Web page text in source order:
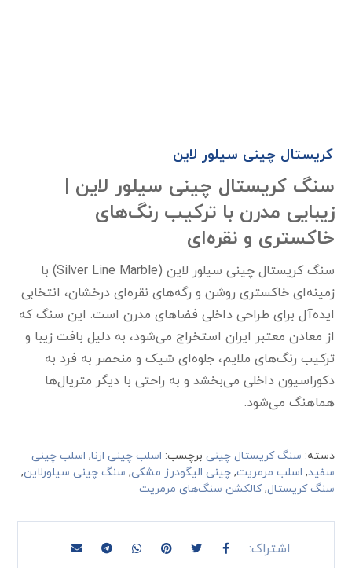
کریستال چینی سیلور لاین
سنگ کریستال چینی سیلور لاین |
زیبایی مدرن با ترکیب رنگ‌های
خاکستری و نقره‌ای
سنگ کریستال چینی سیلور لاین (Silver Line Marble) با
زمینه‌ای خاکستری روشن و رگه‌های نقره‌ای درخشان، انتخابی
ایده‌آل برای طراحی داخلی فضاهای مدرن است. این سنگ که
از معادن معتبر ایران استخراج می‌شود، به دلیل بافت زیبا و
ترکیب رنگ‌های ملایم، جلوه‌ای شیک و منحصر به فرد به
دکوراسیون داخلی می‌بخشد و به راحتی با دیگر متریال‌ها
هماهنگ می‌شود.
دسته: سنگ کریستال چینی برچسب: اسلب چینی ازنا, اسلب چینی
سفید, اسلب مرمریت,چینی الیگودرز مشکی, سنگ چینی سیلورلاین,
سنگ کریستال,کالکشن سنگ‌های مرمریت